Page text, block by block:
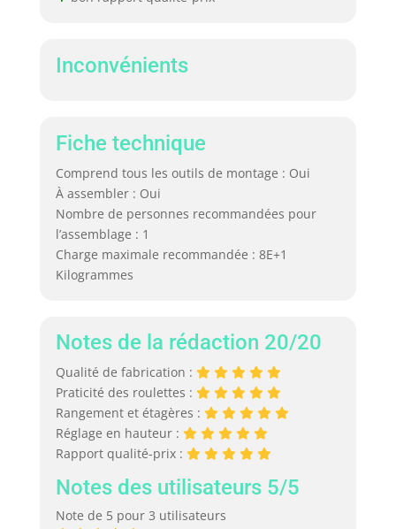
tout moment.
Inconvénients
Fiche technique
Comprend tous les outils de montage : Oui
À assembler : Oui
Nombre de personnes recommandées pour
l’assemblage : 1
Charge maximale recommandée : 8E+1
Kilogrammes
Notes de la rédaction 20/20
Qualité de fabrication :
Praticité des roulettes :
Rangement et étagères :
Réglage en hauteur :
Rapport qualité-prix :
Notes des utilisateurs 5/5
Note de 5 pour 3 utilisateurs